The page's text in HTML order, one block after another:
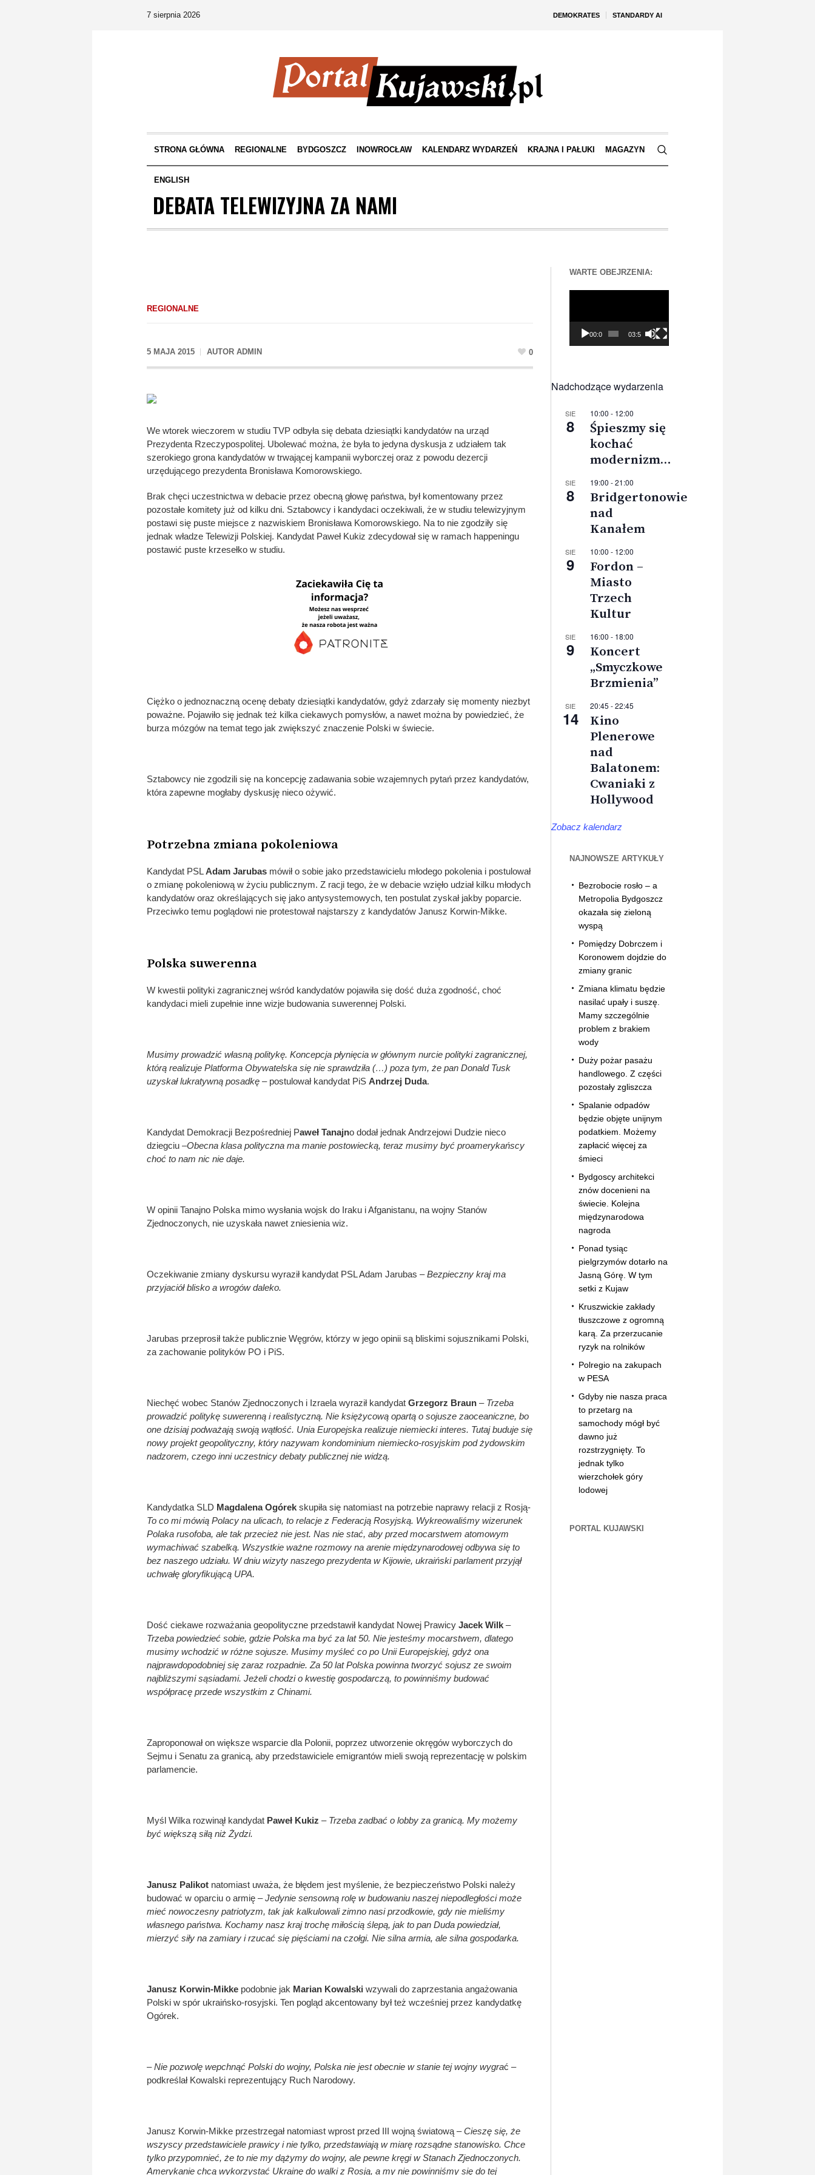
DEMOKRATES STANDARDY AI
7 sierpnia 2026
STRONA GŁÓWNA REGIONALNE BYDGOSZCZ INOWROCŁAW KALENDARZ WYDARZEŃ KRAJNA I PAŁUKI MAGAZYN
ENGLISH
DEBATA TELEWIZYJNA ZA NAMI
REGIONALNE
5 MAJA 2015 AUTOR ADMIN 0
We wtorek wieczorem w studiu TVP odbyła się debata dziesiątki kandydatów na urząd
Prezydenta Rzeczypospolitej. Ubolewać można, że była to jedyna dyskusja z udziałem tak
szerokiego grona kandydatów w trwającej kampanii wyborczej oraz z powodu dezercji
urzędującego prezydenta Bronisława Komorowskiego.
Brak chęci uczestnictwa w debacie przez obecną głowę państwa, był komentowany przez
pozostałe komitety już od kilku dni. Sztabowcy i kandydaci oczekiwali, że w studiu telewizyjnym
postawi się puste miejsce z nazwiskiem Bronisława Komorowskiego. Na to nie zgodziły się
jednak władze Telewizji Polskiej. Kandydat Paweł Kukiz zdecydował się w ramach happeningu
postawić puste krzesełko w studiu.
Ciężko o jednoznaczną ocenę debaty dziesiątki kandydatów, gdyż zdarzały się momenty niezbyt
poważne. Pojawiło się jednak też kilka ciekawych pomysłów, a nawet można by powiedzieć, że
burza mózgów na temat tego jak zwiększyć znaczenie Polski w świecie.
Sztabowcy nie zgodzili się na koncepcję zadawania sobie wzajemnych pytań przez kandydatów,
która zapewne mogłaby dyskusję nieco ożywić.
Potrzebna zmiana pokoleniowa
Kandydat PSLAdam Jarubas mówił o sobie jako przedstawicielu młodego pokolenia i postulował
o zmianę pokoleniową w życiu publicznym. Z racji tego, że w debacie wzięło udział kilku młodych
kandydatów oraz określających się jako antysystemowych, ten postulat zyskał jakby poparcie.
Przeciwko temu poglądowi nie protestował najstarszy z kandydatów Janusz Korwin-Mikke.
Polska suwerenna
W kwestii polityki zagranicznej wśród kandydatów pojawiła się dość duża zgodność, choć
kandydaci mieli zupełnie inne wizje budowania suwerennej Polski.
Musimy prowadzić własną politykę. Koncepcja płynięcia w głównym nurcie polityki zagranicznej,
którą realizuje Platforma Obywatelska się nie sprawdziła (…) poza tym, że pan Donald Tusk
uzyskał lukratywną posadkę – postulował kandydat PiS Andrzej Duda.
Kandydat Demokracji Bezpośredniej Paweł Tanajno dodał jednak Andrzejowi Dudzie nieco
dziegciu –Obecna klasa polityczna ma manie postowiecką, teraz musimy być proamerykańscy
choć to nam nic nie daje.
W opinii Tanajno Polska mimo wysłania wojsk do Iraku i Afganistanu, na wojny Stanów
Zjednoczonych, nie uzyskała nawet zniesienia wiz.
Oczekiwanie zmiany dyskursu wyraził kandydat PSL Adam Jarubas –Bezpieczny kraj ma
przyjaciół blisko a wrogów daleko.
Jarubas przeprosił także publicznie Węgrów, którzy w jego opinii są bliskimi sojusznikami Polski,
za zachowanie polityków PO i PiS.
Niechęć wobec Stanów Zjednoczonych i Izraela wyraził kandydat Grzegorz Braun – Trzeba
prowadzić politykę suwerenną i realistyczną. Nie księżycową opartą o sojusze zaoceaniczne, bo
one dzisiaj podważają swoją wątłość. Unia Europejska realizuje niemiecki interes. Tutaj buduje się
nowy projekt geopolityczny, który nazywam kondominium niemiecko-rosyjskim pod żydowskim
nadzorem, czego inni uczestnicy debaty publicznej nie widzą.
Kandydatka SLD Magdalena Ogórek skupiła się natomiast na potrzebie naprawy relacji z Rosją-
To co mi mówią Polacy na ulicach, to relacje z Federacją Rosyjską. Wykreowaliśmy wizerunek
Polaka rusofoba, ale tak przecież nie jest. Nas nie stać, aby przed mocarstwem atomowym
wymachiwać szabelką. Wszystkie ważne rozmowy na arenie międzynarodowej odbywa się to
bez naszego udziału. W dniu wizyty naszego prezydenta w Kijowie, ukraiński parlament przyjął
uchwałę gloryfikującą UPA.
Dość ciekawe rozważania geopolityczne przedstawił kandydat Nowej Prawicy Jacek Wilk –
Trzeba powiedzieć sobie, gdzie Polska ma być za lat 50. Nie jesteśmy mocarstwem, dlatego
musimy wchodzić w różne sojusze. Musimy myśleć co po Unii Europejskiej, gdyż ona
najprawdopodobniej się zaraz rozpadnie. Za 50 lat Polska powinna tworzyć sojusz ze swoim
najbliższymi sąsiadami. Jeżeli chodzi o kwestię gospodarczą, to powinniśmy budować
współpracę przede wszystkim z Chinami.
Zaproponował on większe wsparcie dla Polonii, poprzez utworzenie okręgów wyborczych do
Sejmu i Senatu za granicą, aby przedstawiciele emigrantów mieli swoją reprezentację w polskim
parlamencie.
Myśl Wilka rozwinął kandydat Paweł Kukiz – Trzeba zadbać o lobby za granicą. My możemy
być większą siłą niż Żydzi.
Janusz Palikot natomiast uważa, że błędem jest myślenie, że bezpieczeństwo Polski należy
budować w oparciu o armię –Jedynie sensowną rolę w budowaniu naszej niepodległości może
mieć nowoczesny patriotyzm, tak jak kalkulowali zimno nasi przodkowie, gdy nie mieliśmy
własnego państwa. Kochamy nasz kraj trochę miłością ślepą, jak to pan Duda powiedział,
mierzyć siły na zamiary i rzucać się pięściami na czołgi. Nie silna armia, ale silna gospodarka.
Janusz Korwin-Mikke podobnie jak Marian Kowalski wzywali do zaprzestania angażowania
Polski w spór ukraińsko-rosyjski. Ten pogląd akcentowany był też wcześniej przez kandydatkę
Ogórek.
– Nie pozwolę wepchnąć Polski do wojny, Polska nie jest obecnie w stanie tej wojny wygrać –
podkreślał Kowalski reprezentujący Ruch Narodowy.
Janusz Korwin-Mikke przestrzegał natomiast wprost przed III wojną światową –Cieszę się, że
wszyscy przedstawiciele prawicy i nie tylko, przedstawiają w miarę rozsądne stanowisko. Chce
tylko przypomnieć, że to nie my dążymy do wojny, ale pewne kręgi w Stanach Zjednoczonych.
Amerykanie chcą wykorzystać Ukrainę do walki z Rosją, a my nie powinniśmy się do tej
WARTE OBEJRZENIA:
00:00 03:56
Nadchodzące wydarzenia
SIE
8
10:00 - 12:00
Śpieszmy się
kochać
modernizm…
SIE
8
19:00 -21:00
Bridgertonowie
nad
Kanałem
SIE
9
10:00 - 12:00
Fordon –
Miasto
Trzech
Kultur
SIE
9
16:00 - 18:00
Koncert
„Smyczkowe
Brzmienia”
SIE
14
20:45 -22:45
Kino
Plenerowe
nad
Balatonem:
Cwaniaki z
Hollywood
Zobacz kalendarz
NAJNOWSZE ARTYKUŁY
Bezrobocie rosło – a
Metropolia Bydgoszcz
okazała się zieloną
wyspą
Pomiędzy Dobrczem i
Koronowem dojdzie do
zmiany granic
Zmiana klimatu będzie
nasilać upały i suszę.
Mamy szczególnie
problem z brakiem
wody
Duży pożar pasażu
handlowego. Z części
pozostały zgliszcza
Spalanie odpadów
będzie objęte unijnym
podatkiem. Możemy
zapłacić więcej za
śmieci
Bydgoscy architekci
znów docenieni na
świecie. Kolejna
międzynarodowa
nagroda
Ponad tysiąc
pielgrzymów dotarło na
Jasną Górę. W tym
setki z Kujaw
Kruszwickie zakłady
tłuszczowe z ogromną
karą. Za przerzucanie
ryzyk na rolników
Polregio na zakupach
w PESA
Gdyby nie nasza praca
to przetarg na
samochody mógł być
dawno już
rozstrzygnięty. To
jednak tylko
wierzchołek góry
lodowej
PORTAL KUJAWSKI